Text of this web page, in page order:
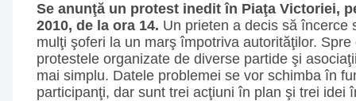
Se anunţă un protest inedit în Piaţa Victoriei,
2010, de la ora 14. Un prieten a decis să încerce
mulţi şoferi la un marş împotriva autorităţilor. Spre
protestele organizate de diverse partide şi
mai simplu. Datele problemei se vor schimba în
participanţi, dar sunt trei acţiuni în plan şi trei idei